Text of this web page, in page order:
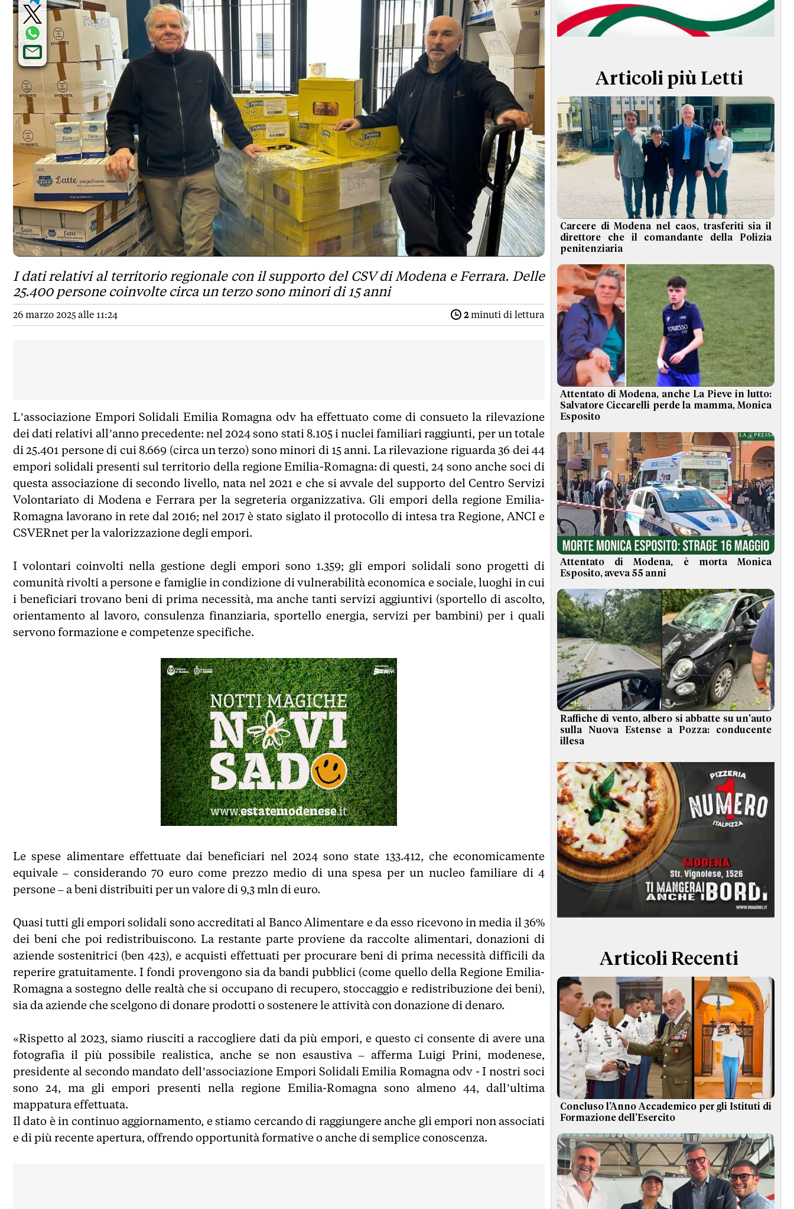
TERMINI e CONDIZIONI
I dati relativi al territorio regionale con il supporto del CSV di Modena e Ferrara. Delle
25.400 persone coinvolte circa un terzo sono minori di 15 anni
26 marzo 2025 alle 11:24 2minuti di lettura
L’associazione Empori Solidali Emilia Romagna odv ha effettuato come di consueto la rilevazione
dei dati relativi all’anno precedente: nel 2024 sono stati 8.105 i nuclei familiari raggiunti, per un totale
di 25.401 persone di cui 8.669 (circa un terzo) sono minori di 15 anni. La rilevazione riguarda 36 dei 44
empori solidali presenti sul territorio della regione Emilia-Romagna: di questi, 24 sono anche soci di
questa associazione di secondo livello, nata nel 2021 e che si avvale del supporto del Centro Servizi
Volontariato di Modena e Ferrara per la segreteria organizzativa. Gli empori della regione Emilia-
Romagna lavorano in rete dal 2016; nel 2017 è stato siglato il protocollo di intesa tra Regione, ANCI e
CSVERnet per la valorizzazione degli empori.
I volontari coinvolti nella gestione degli empori sono 1.359; gli empori solidali sono progetti di
comunità rivolti a persone e famiglie in condizione di vulnerabilità economica e sociale, luoghi in cui
i beneficiari trovano beni di prima necessità, ma anche tanti servizi aggiuntivi (sportello di ascolto,
orientamento al lavoro, consulenza finanziaria, sportello energia, servizi per bambini) per i quali
servono formazione e competenze specifiche.
Le spese alimentare effettuate dai beneficiari nel 2024 sono state 133.412, che economicamente
equivale – considerando 70 euro come prezzo medio di una spesa per un nucleo familiare di 4
persone – a beni distribuiti per un valore di 9,3 mln di euro.
Quasi tutti gli empori solidali sono accreditati al Banco Alimentare e da esso ricevono in media il 36%
dei beni che poi redistribuiscono. La restante parte proviene da raccolte alimentari, donazioni di
aziende sostenitrici (ben 423), e acquisti effettuati per procurare beni di prima necessità difficili da
reperire gratuitamente. I fondi provengono sia da bandi pubblici (come quello della Regione Emilia-
Romagna a sostegno delle realtà che si occupano di recupero, stoccaggio e redistribuzione dei beni),
sia da aziende che scelgono di donare prodotti o sostenere le attività con donazione di denaro.
«Rispetto al 2023, siamo riusciti a raccogliere dati da più empori, e questo ci consente di avere una
fotografia il più possibile realistica, anche se non esaustiva – afferma Luigi Prini, modenese,
presidente al secondo mandato dell’associazione Empori Solidali Emilia Romagna odv - I nostri soci
sono 24, ma gli empori presenti nella regione Emilia-Romagna sono almeno 44, dall’ultima
mappatura effettuata.
Il dato è in continuo aggiornamento, e stiamo cercando di raggiungere anche gli empori non associati
e di più recente apertura, offrendo opportunità formative o anche di semplice conoscenza.
Articoli più Letti
Carcere di Modena nel caos, trasferiti sia il
direttore che il comandante della Polizia
penitenziaria
Attentato di Modena, anche La Pieve in lutto:
Salvatore Ciccarelli perde la mamma, Monica
Esposito
Attentato di Modena, è morta Monica
Esposito, aveva 55 anni
Raffiche di vento, albero si abbatte su un'auto
sulla Nuova Estense a Pozza: conducente
illesa
Articoli Recenti
Concluso l’Anno Accademico per gli Istituti di
Formazione dell’Esercito